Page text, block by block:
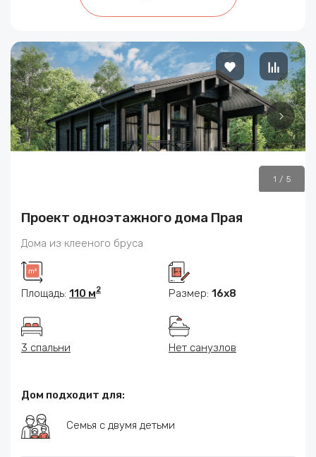
1 / 5
Проект одноэтажного дома Прая
Дома из клееного бруса
Площадь: 110 м2 Размер: 16x8
3 спальни Нет санузлов
Дом подходит для:
Семья с двумя детьми